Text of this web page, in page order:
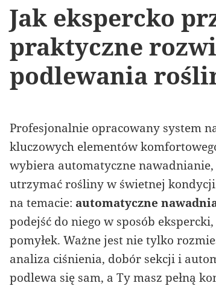
Jak ekspercko
praktyczne
podlewania
Profesjonalnie opracowany system
kluczowych elementów
wybiera automatyczne
utrzymać rośliny w świetnej
na temacie: automatyczne
podejść do niego w sposób
pomyłek. Ważne jest nie tylko
analiza ciśnienia, dobór sekcji i
podlewa się sam, a Ty masz pełną